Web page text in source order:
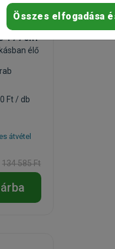
177cm
élő
Ft / db
átvétel
134 585 Ft
Összes elfogadása